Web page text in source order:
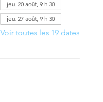
jeu. 20 août, 9 h 30
jeu. 27 août, 9 h 30
Voir toutes les 19 dates